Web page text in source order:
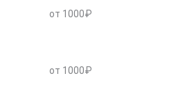
от 1000₽
от 1000₽